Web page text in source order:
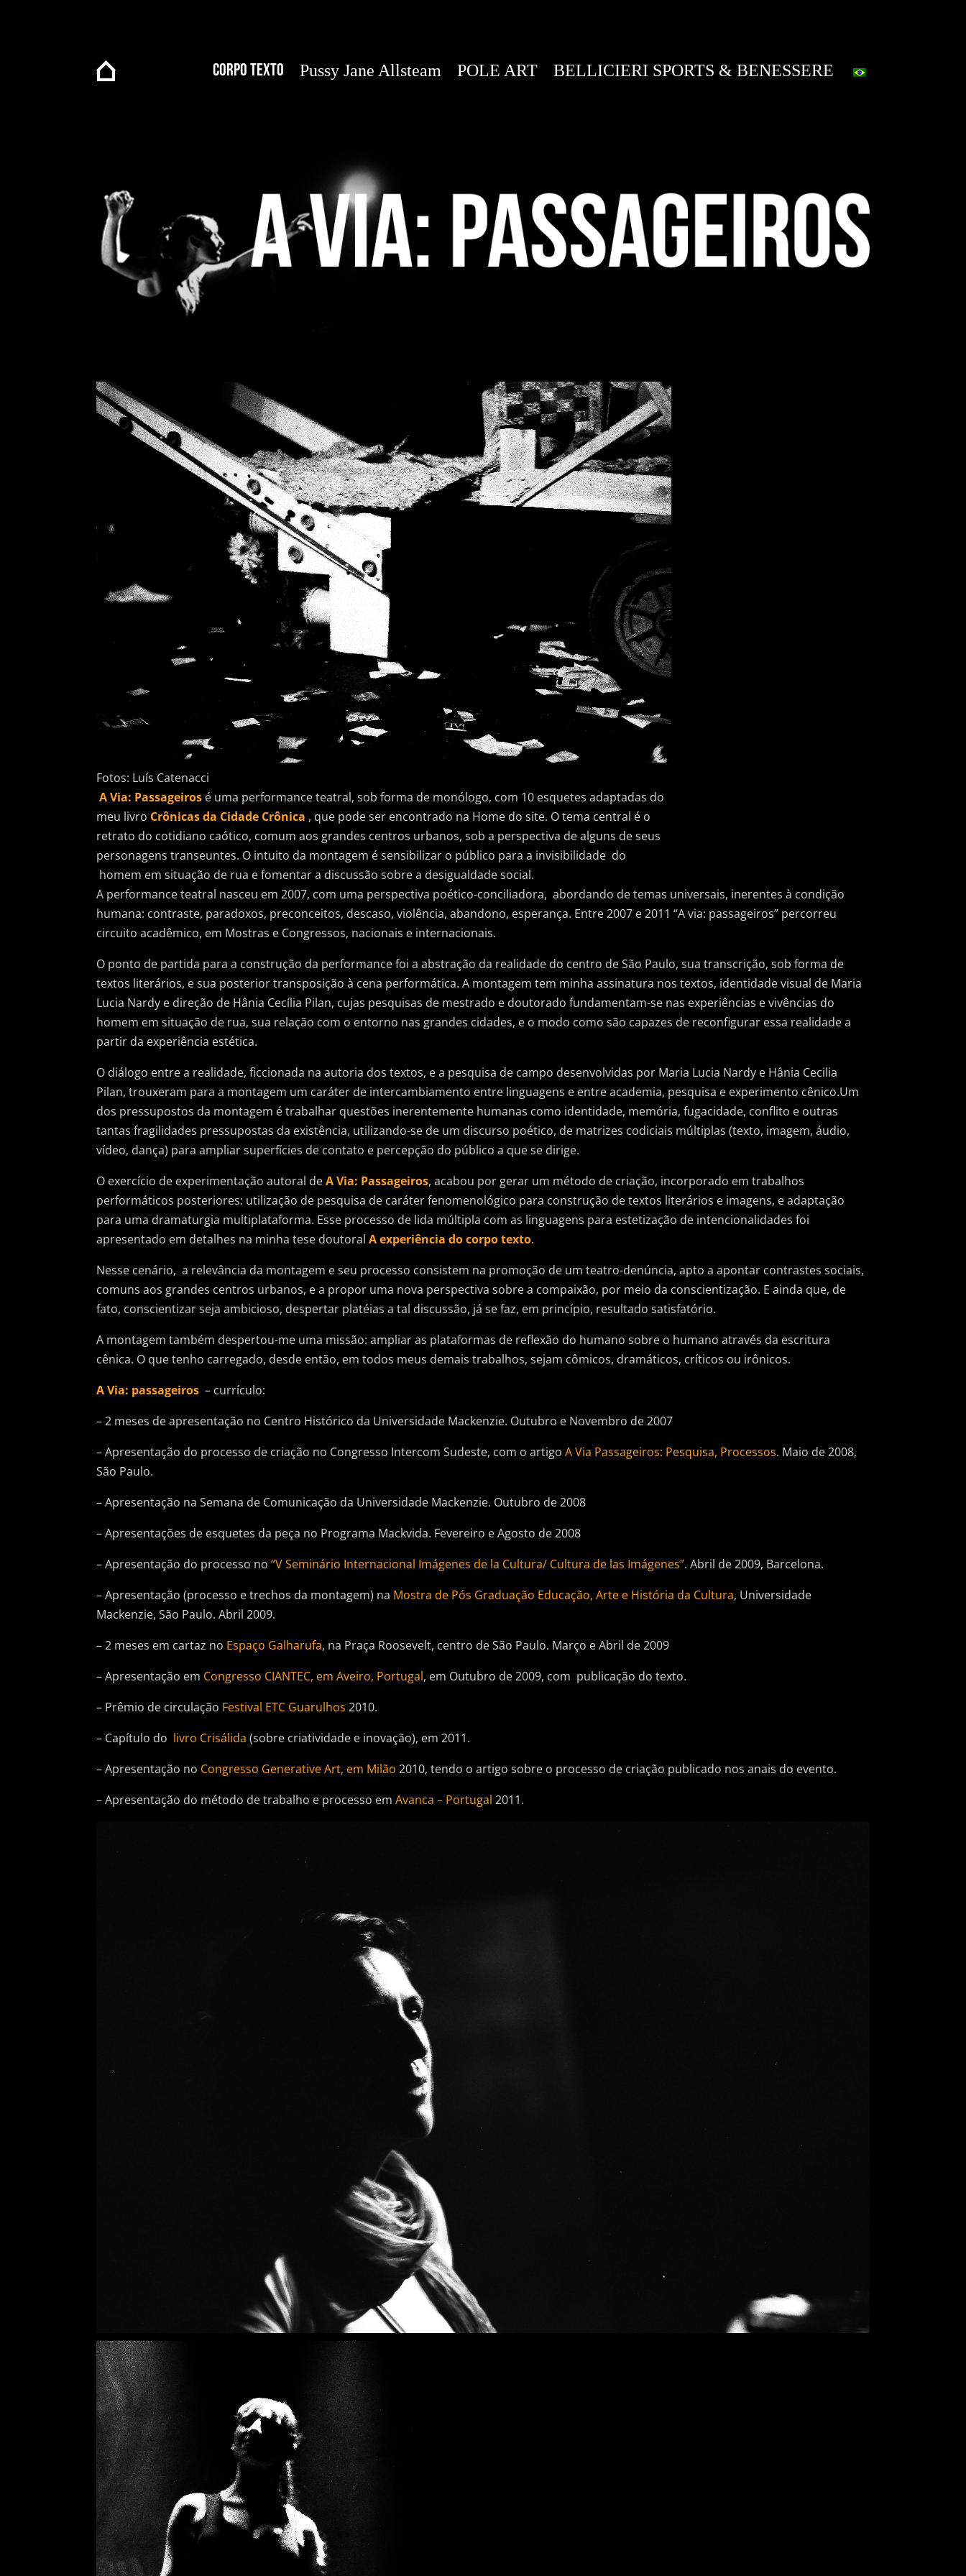
Corpo Texto Pussy Jane Allsteam POLE ART BELLICIERI SPORTS & BENESSERE
Fotos: Luís Catenacci
A Via: Passageiros é uma performance teatral, sob forma de monólogo, com 10 esquetes adaptadas do
meu livro Crônicas da Cidade Crônica , que pode ser encontrado na Home do site. O tema central é o
retrato do cotidiano caótico, comum aos grandes centros urbanos, sob a perspectiva de alguns de seus
personagens transeuntes. O intuito da montagem é sensibilizar o público para a invisibilidade do
homem em situação de rua e fomentar a discussão sobre a desigualdade social.
A performance teatral nasceu em 2007, com uma perspectiva poético-conciliadora, abordando de temas universais, inerentes à condição
humana: contraste, paradoxos, preconceitos, descaso, violência, abandono, esperança. Entre 2007 e 2011 “A via: passageiros” percorreu
circuito acadêmico, em Mostras e Congressos, nacionais e internacionais.
O ponto de partida para a construção da performance foi a abstração da realidade do centro de São Paulo, sua transcrição, sob forma de
textos literários, e sua posterior transposição à cena performática. A montagem tem minha assinatura nos textos, identidade visual de Maria
Lucia Nardy e direção de Hânia Cecília Pilan, cujas pesquisas de mestrado e doutorado fundamentam-se nas experiências e vivências do
homem em situação de rua, sua relação com o entorno nas grandes cidades, e o modo como são capazes de reconfigurar essa realidade a
partir da experiência estética.
O diálogo entre a realidade, ficcionada na autoria dos textos, e a pesquisa de campo desenvolvidas por Maria Lucia Nardy e Hânia Cecilia
Pilan, trouxeram para a montagem um caráter de intercambiamento entre linguagens e entre academia, pesquisa e experimento cênico.Um
dos pressupostos da montagem é trabalhar questões inerentemente humanas como identidade, memória, fugacidade, conflito e outras
tantas fragilidades pressupostas da existência, utilizando-se de um discurso poético, de matrizes codiciais múltiplas (texto, imagem, áudio,
vídeo, dança) para ampliar superfícies de contato e percepção do público a que se dirige.
O exercício de experimentação autoral deA Via: Passageiros, acabou por gerar um método de criação, incorporado em trabalhos
performáticos posteriores: utilização de pesquisa de caráter fenomenológico para construção de textos literários e imagens, e adaptação
para uma dramaturgia multiplataforma. Esse processo de lida múltipla com as linguagens para estetização de intencionalidades foi
apresentado em detalhes na minha tese doutoralA experiência do corpo texto.
Nesse cenário, a relevância da montagem e seu processo consistem na promoção de um teatro-denúncia, apto a apontar contrastes sociais,
comuns aos grandes centros urbanos, e a propor uma nova perspectiva sobre a compaixão, por meio da conscientização. E ainda que, de
fato, conscientizar seja ambicioso, despertar platéias a tal discussão, já se faz, em princípio, resultado satisfatório.
A montagem também despertou-me uma missão: ampliar as plataformas de reflexão do humano sobre o humano através da escritura
cênica. O que tenho carregado, desde então, em todos meus demais trabalhos, sejam cômicos, dramáticos, críticos ou irônicos.
A Via: passageiros – currículo:
– 2 meses de apresentação no Centro Histórico da Universidade Mackenzie. Outubro e Novembro de 2007
– Apresentação do processo de criação no Congresso Intercom Sudeste, com o artigoA Via Passageiros: Pesquisa, Processos. Maio de 2008,
São Paulo.
– Apresentação na Semana de Comunicação da Universidade Mackenzie. Outubro de 2008
– Apresentações de esquetes da peça no Programa Mackvida. Fevereiro e Agosto de 2008
– Apresentação do processo no“V Seminário Internacional Imágenes de la Cultura/ Cultura de las Imágenes”. Abril de 2009, Barcelona.
– Apresentação (processo e trechos da montagem) na Mostra de Pós Graduação Educação, Arte e História da Cultura, Universidade
Mackenzie, São Paulo. Abril 2009.
– 2 meses em cartaz no Espaço Galharufa, na Praça Roosevelt, centro de São Paulo. Março e Abril de 2009
– Apresentação em Congresso CIANTEC, em Aveiro, Portugal, em Outubro de 2009, com publicação do texto.
– Prêmio de circulação Festival ETC Guarulhos 2010.
– Capítulo do livro Crisálida (sobre criatividade e inovação), em 2011.
– Apresentação no Congresso Generative Art, em Milão 2010, tendo o artigo sobre o processo de criação publicado nos anais do evento.
– Apresentação do método de trabalho e processo em Avanca – Portugal2011.